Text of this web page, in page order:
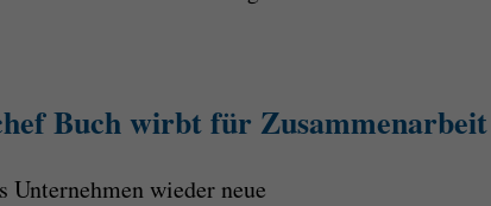
Buch wirbt für Zusammenarbeit
Unternehmen wieder neue